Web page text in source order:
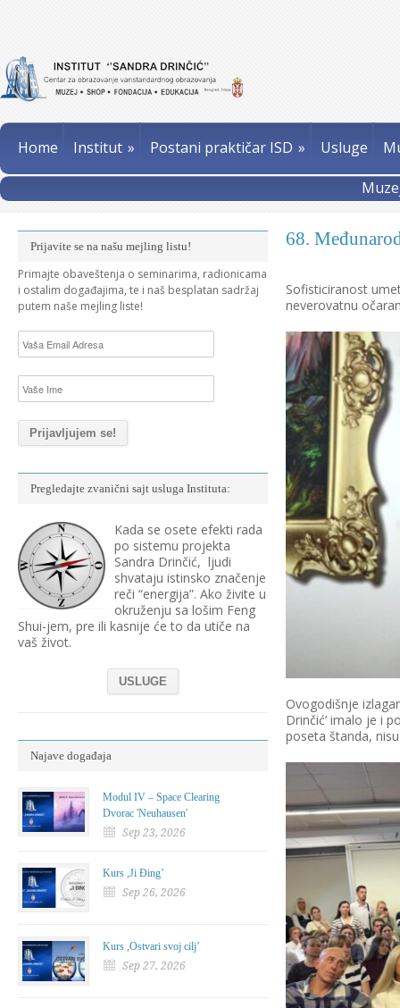
Home Institut » Postani praktičar ISD » Usluge
68.
Sofisticiranost
neverovatnu
Ovogodišnje
Drinčić’ imalo je i
poseta štanda,
Prijavite se na našu mejling listu!
Primajte obaveštenja o seminarima, radionicama
i ostalim događajima, te i naš besplatan sadržaj
putem naše mejling liste!
Pregledajte zvanični sajt usluga Instituta:
Kada se osete efekti rada
po sistemu projekta
Sandra Drinčić, ljudi
shvataju istinsko značenje
reči “energija”. Ako živite u
okruženju sa lošim Feng
Shui-jem, pre ili kasnije će to da utiče na
vaš život.
USLUGE
Najave događaja
Modul IV – Space Clearing
Dvorac 'Neuhausen'
Sep 23, 2026
Kurs ,Ji Đing’
Sep 26, 2026
Kurs ,Ostvari svoj cilj’
Sep 27, 2026